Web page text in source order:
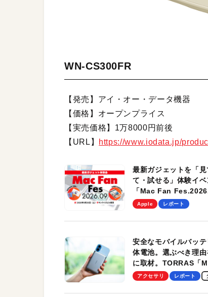
WN-CS300FR
【発売】アイ・オー・データ機器
【価格】オープンプライス
【実売価格】1万8000円前後
【URL】
https://www.iodata.jp/
最新ガジェットを「見
て・試せる」体験イベ
「Mac Fan
を、9月26日（土）に
Apple レポート
安全なモバイルバッテ
体電池。選ぶべき理
に取材。TORRAS「
Pro」の実機レビュー
アクセサリ レポート